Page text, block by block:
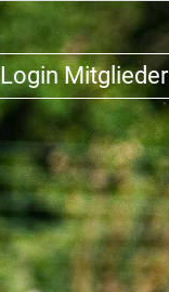
Login Mitglieder